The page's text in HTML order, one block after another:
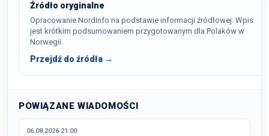
Źródło oryginalne
Opracowanie NordInfo na podstawie informacji źródłowej. Wpis
jest krótkim podsumowaniem przygotowanym dla Polaków w
Norwegii.
Przejdź do źródła →
POWIĄZANE WIADOMOŚCI
06.08.2026 21:00